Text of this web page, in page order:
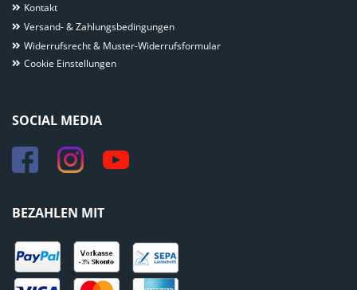
Kontakt
Versand- & Zahlungsbedingungen
Widerrufsrecht & Muster-Widerrufsformular
Cookie Einstellungen
SOCIAL MEDIA
BEZAHLEN MIT